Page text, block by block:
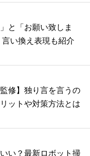
と「お願い致しま
い換え表現も紹介
修】独り言を言うの
ットや対策方法とは
い？最新ロボット掃